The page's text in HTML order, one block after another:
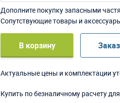
Дополните покупку запасными
Сопутствующие товары и
В корзину
Актуальные цены и комплектации
Купить по безналичному расчету